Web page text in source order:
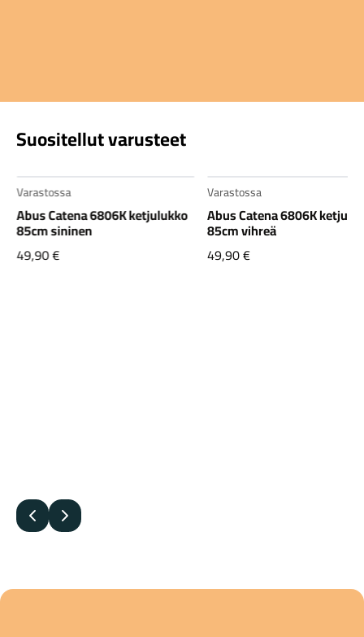
Komponentit
Katso koko valikoima
Suositellut varusteet
Varastossa
Abus Catena 6806K ketjulukko
85cm sininen
49,90€
Varastossa
Abus Catena 6806K
85cm vihreä
49,90€
Edellinen
Seuraava